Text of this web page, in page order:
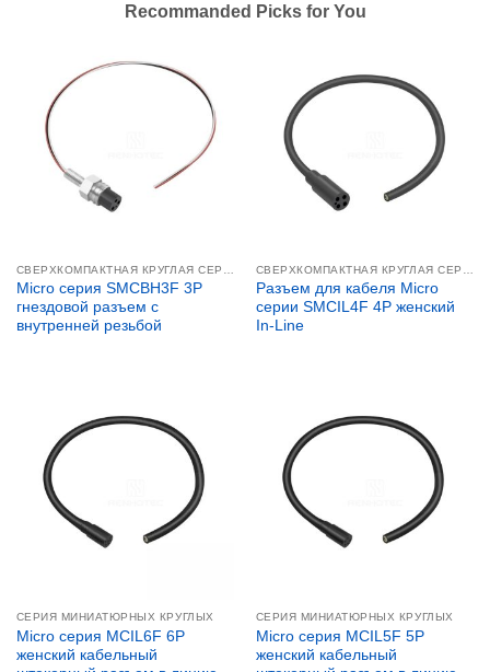
Recommanded Picks for You
Micro серия SMCBH3F 3P
гнездовой разъем с
внутренней резьбой
Разъем для кабеля Micro
серии SMCIL4F 4P женский
In-Line
СЕРИЯ МИНИАТЮРНЫХ КРУГЛЫХ
Micro серия MCIL6F 6P
женский кабельный
СЕРИЯ МИНИАТЮРНЫХ КРУГЛЫХ
Micro серия MCIL5F 5P
женский кабельный